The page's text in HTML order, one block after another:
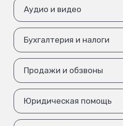
Аудио и видео
Бухгалтерия и налоги
Продажи и обзвоны
Юридическая помощь